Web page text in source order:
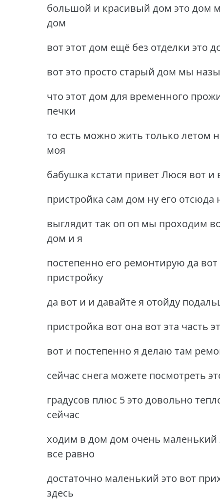
большой и красивый дом это дом
дом
вот этот дом ещё без отделки это
вот это просто старый дом мы
что этот дом для временного
печки
то есть можно жить только летом
моя
бабушка кстати привет Люся вот
пристройка сам дом ну его отсюда
выглядит так оп оп мы проходим
дом и я
постепенно его ремонтирую да
пристройку
да вот и и давайте я отойду
пристройка вот она вот эта часть
вот и постепенно я делаю там
сейчас снега можете посмотреть
градусов плюс 5 это довольно
сейчас
ходим в дом дом очень маленький
все равно
достаточно маленький это вот
здесь